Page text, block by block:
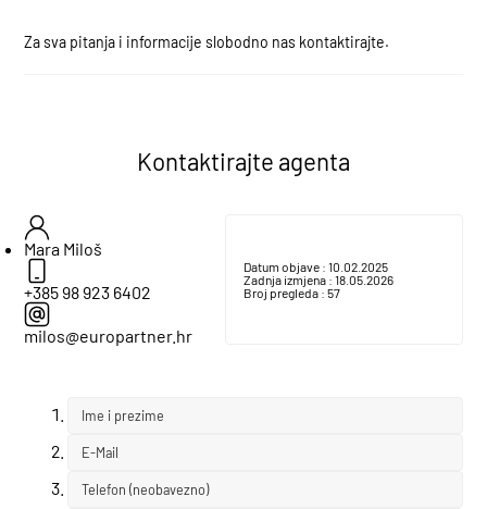
Za sva pitanja i informacije slobodno nas kontaktirajte.
Kontaktirajte agenta
Mara Miloš
+385 98 923 6402
milos@europartner.hr
Datum objave : 10.02.2025
Zadnja izmjena : 18.05.2026
Broj pregleda : 57